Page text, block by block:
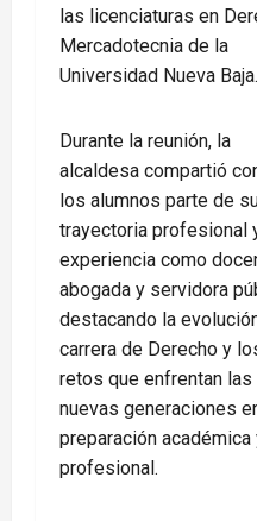
las licenciaturas en
Mercadotecnia de la
Universidad Nueva Baja.
Durante la reunión, la
alcaldesa compartió
los alumnos parte de
trayectoria profesional
experiencia como
abogada y servidora
destacando la
carrera de Derecho y
retos que enfrentan las
nuevas generaciones
preparación académica
profesional.